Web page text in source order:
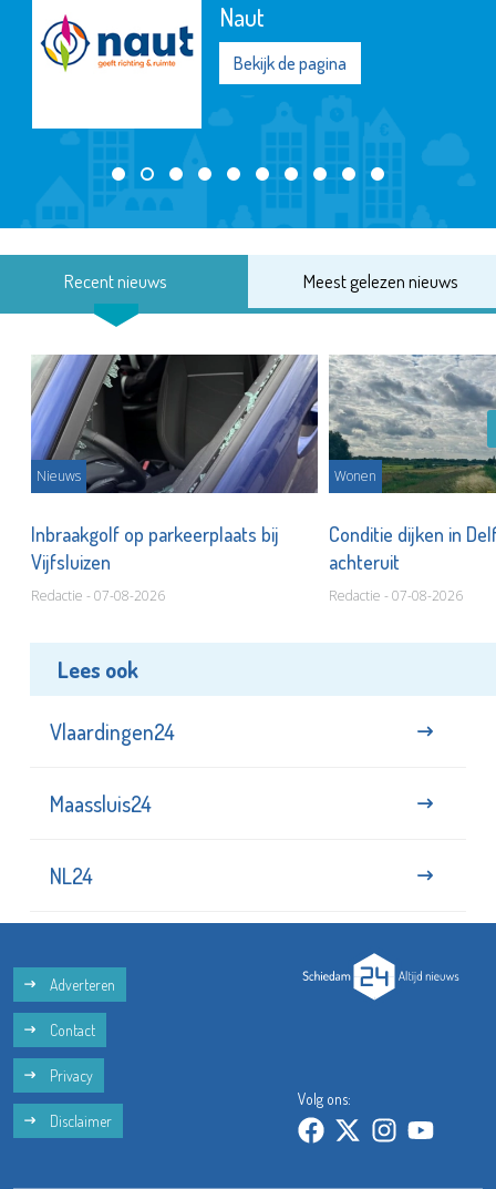
Naut
Bekijk de pagina
Recent nieuws Meest gelezen nieuws
Nieuws
Inbraakgolf op parkeerplaats bij
Vijfsluizen
Redactie - 07-08-2026
Wonen
Conditie dijken in
achteruit
Redactie - 07-08-2026
Lees ook
Vlaardingen24
Maassluis24
NL24
Adverteren
Contact
Privacy
Disclaimer
Volg ons: